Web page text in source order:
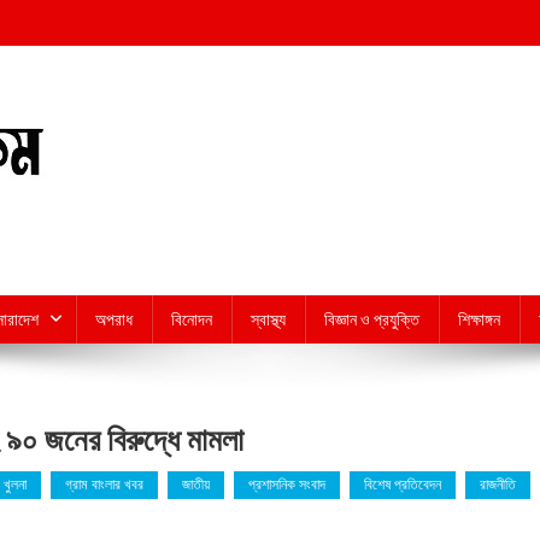
অপরাধ বিনোদন স্বাস্থ্য বিজ্ঞান ও প্রযুক্তি শিক্ষাঙ্গন
জনের বিরুদ্ধে মামলা
খুলনা গ্রাম বাংলার খবর জাতীয় প্রশাসনিক সংবাদ বিশেষ প্রতিবেদন
রাজনীতি